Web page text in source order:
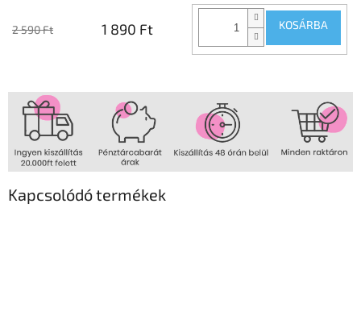
Kapcsolódó termékek
2 590 Ft 1 890 Ft KOSÁRBA